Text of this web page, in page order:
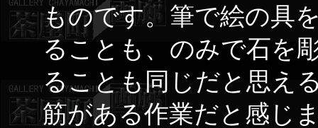
ものです。筆で絵の具
ることも、のみで石を
ることも同じだと思え
筋がある作業だと感じ